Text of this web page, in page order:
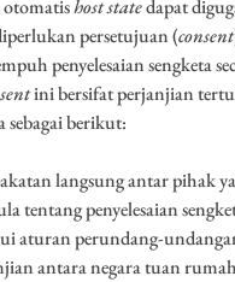
otomatishost statedapat
persetujuan (consent
penyelesaian sengketa
ini bersifat perjanjian
sebagai berikut:
langsung antar pihak
tentang penyelesaian
aturan perundang-
antara negara tuan